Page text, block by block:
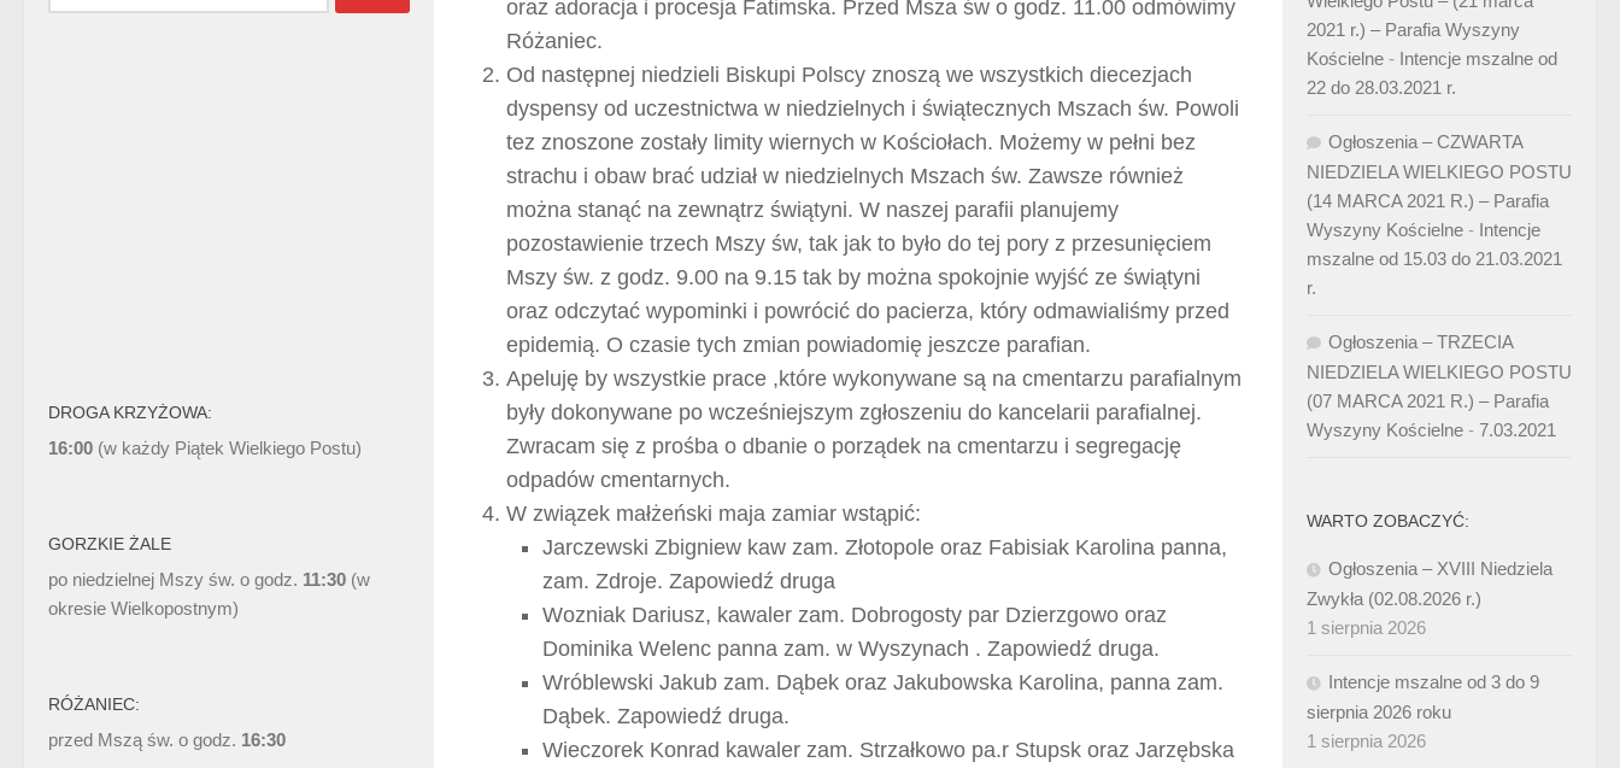
oraz adoracja i procesja Fatimska. Przed Msza św o godz. 11.00 odmówimy
Różaniec.
Od następnej niedzieli Biskupi Polscy znoszą we wszystkich diecezjach
dyspensy od uczestnictwa w niedzielnych i świątecznych Mszach św. Powoli
tez znoszone zostały limity wiernych w Kościołach. Możemy w pełni bez
strachu i obaw brać udział w niedzielnych Mszach św. Zawsze również
można stanąć na zewnątrz świątyni. W naszej parafii planujemy
pozostawienie trzech Mszy św, tak jak to było do tej pory z przesunięciem
Mszy św. z godz. 9.00 na 9.15 tak by można spokojnie wyjść ze świątyni
oraz odczytać wypominki i powrócić do pacierza, który odmawialiśmy przed
epidemią. O czasie tych zmian powiadomię jeszcze parafian.
Apeluję by wszystkie prace ,które wykonywane są na cmentarzu parafialnym
były dokonywane po wcześniejszym zgłoszeniu do kancelarii parafialnej.
Zwracam się z prośba o dbanie o porządek na cmentarzu i segregację
odpadów cmentarnych.
W związek małżeński maja zamiar wstąpić:
Jarczewski Zbigniew kaw zam. Złotopole oraz Fabisiak Karolina panna,
zam. Zdroje. Zapowiedź druga
Wozniak Dariusz, kawaler zam. Dobrogosty par Dzierzgowo oraz
Dominika Welenc panna zam. w Wyszynach . Zapowiedź druga.
Wróblewski Jakub zam. Dąbek oraz Jakubowska Karolina, panna zam.
Dąbek. Zapowiedź druga.
Wieczorek Konrad kawaler zam. Strzałkowo pa.r Stupsk oraz Jarzębska
DROGA KRZYŻOWA:
16:00 (w każdy Piątek Wielkiego Postu)
GORZKIE ŻALE
po niedzielnej Mszy św. o godz. 11:30 (w
okresie Wielkopostnym)
RÓŻANIEC:
przed Mszą św. o godz. 16:30
2021 r.) – Parafia Wyszyny
Kościelne - Intencje mszalne od
22 do 28.03.2021 r.
Ogłoszenia – CZWARTA
NIEDZIELA WIELKIEGO POSTU
(14 MARCA 2021 R.) – Parafia
Wyszyny Kościelne - Intencje
mszalne od 15.03 do 21.03.2021
r.
Ogłoszenia – TRZECIA
NIEDZIELA WIELKIEGO POSTU
(07 MARCA 2021 R.) – Parafia
Wyszyny Kościelne - 7.03.2021
WARTO ZOBACZYĆ:
Ogłoszenia – XVIII Niedziela
Zwykła (02.08.2026 r.)
1 sierpnia 2026
Intencje mszalne od 3 do 9
sierpnia 2026 roku
1 sierpnia 2026